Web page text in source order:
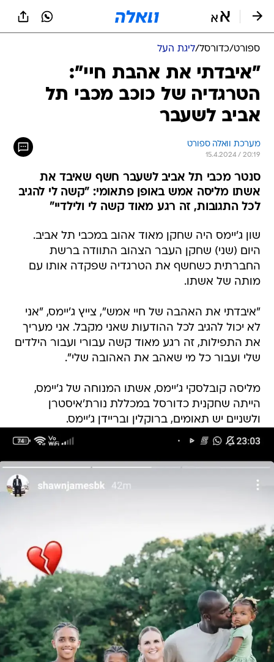
ספורט/כדורסל/ליגת העל
"איבדתי את אהבת חיי":
הטרגדיה של כוכב מכבי תל
אביב לשעבר
מערכת וואלה ספורט
15.4.2024 / 20:19
סנטר מכבי תל אביב לשעבר חשף שאיבד את
אשתו מליסה אמש באופן פתאומי: "קשה לי להגיב
לכל התגובות, זה רגע מאוד קשה לי ולילדיי"
שון ג'יימס היה שחקן מאוד אהוב במכבי תל אביב.
היום (שני) שחקן העבר הצהוב התוודה ברשת
החברתית כשחשף את הטרגדיה שפקדה אותו עם
מותה של אשתו.
"איבדתי את האהבה של חיי אמש", צייץ ג'יימס, "אני
לא יכול להגיב לכל ההודעות שאני מקבל. אני מעריך
את התפילות, זה רגע מאוד קשה עבורי ועבור הילדים
שלי ועבור כל מי שאהב את האהובה שלי".
מליסה קובלסקי ג'יימס, אשתו המנוחה של ג'יימס,
הייתה שחקנית כדורסל במכללת נורת'איסטרן
ולשניים יש תאומים, ברוקלין ובריידן ג'יימס.